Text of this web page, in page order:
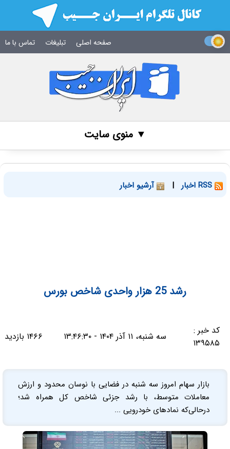
صفحه اصلی تبلیغات تماس با ما
▼ منوی سایت
| آرشیو اخبار
رشد 25 هزار واحدی شاخص بورس
کد خبر :
۱۳۹۵۸۵
سه شنبه، ۱۱ آذر ۱۴۰۴ - ۱۳:۴۶:۳۰ ۱۴۶۶ بازدید
بازار سهام امروز سه شنبه در فضایی با نوسان محدود و ارزش
معاملات متوسط، با رشد جزئی شاخص کل همراه شد؛
درحالی‌که نمادهای خودرویی ...